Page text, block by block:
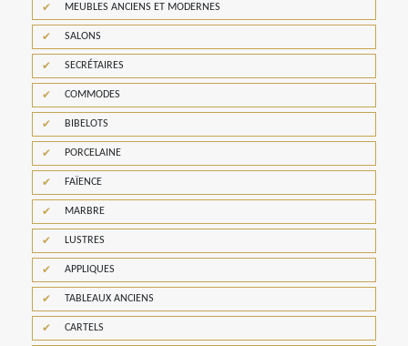
MEUBLES ANCIENS ET MODERNES
SALONS
SECRÉTAIRES
COMMODES
BIBELOTS
PORCELAINE
FAÏENCE
MARBRE
LUSTRES
APPLIQUES
TABLEAUX ANCIENS
CARTELS